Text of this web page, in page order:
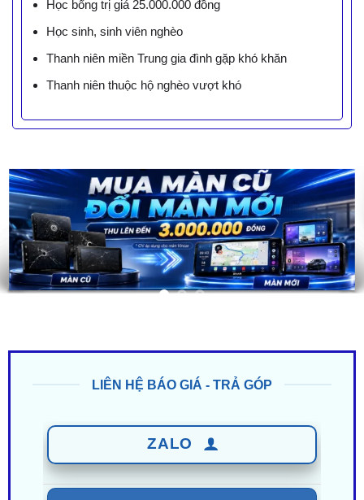
Học bổng trị giá 25.000.000 đồng
Học sinh, sinh viên nghèo
Thanh niên miền Trung gia đình gặp khó khăn
Thanh niên thuộc hộ nghèo vượt khó
0949 60 3979